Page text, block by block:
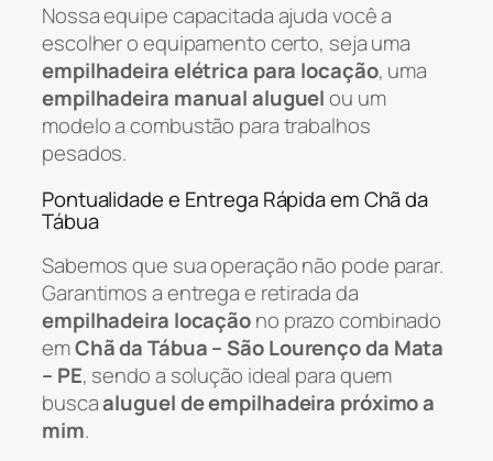
Nossa equipe capacitada ajuda você a
escolher o equipamento certo, seja uma
empilhadeira elétrica para locação, uma
empilhadeira manual aluguelou um
modelo a combustão para trabalhos
pesados.
Pontualidade e Entrega Rápida em Chã da
Tábua
Sabemos que sua operação não pode parar.
Garantimos a entrega e retirada da
empilhadeira locaçãono prazo combinado
emChã da Tábua – São Lourenço da Mata
– PE, sendo a solução ideal para quem
buscaaluguel de empilhadeira próximo a
mim.